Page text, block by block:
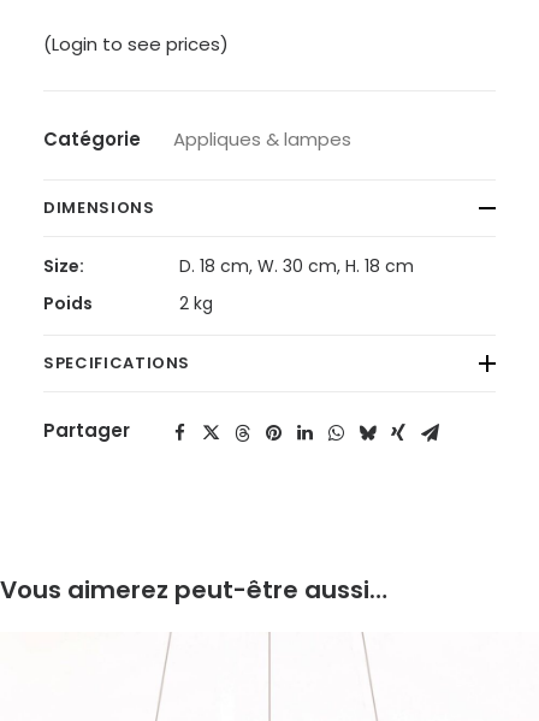
(Login to see prices)
Catégorie Appliques & lampes
DIMENSIONS
Size:
D. 18 cm, W. 30 cm, H. 18 cm
Poids
2 kg
SPECIFICATIONS
Partager
Vous aimerez peut-être aussi…